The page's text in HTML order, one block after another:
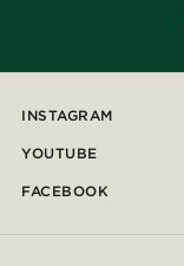
INSTAGRAM
YOUTUBE
FACEBOOK